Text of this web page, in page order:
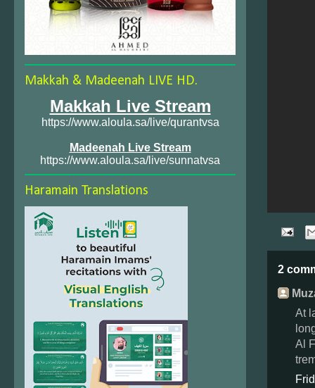
2
At
Al
Makkah & Madeenah LIVE HD.
Makkah Live Stream
https://www.aloula.sa/live/qurantvsa
Madeenah Live Stream
https://www.aloula.sa/live/sunnatvsa
Haramain Translations